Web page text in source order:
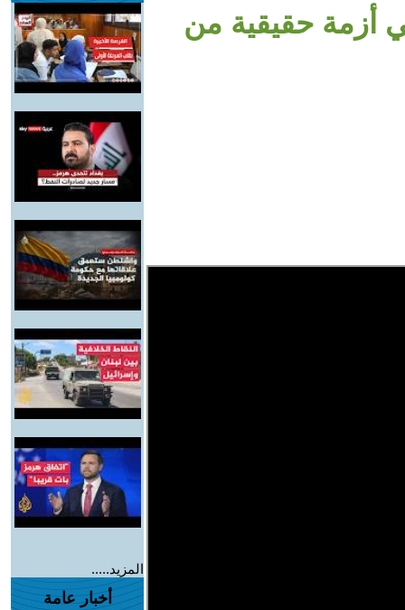
أزمة حقيقية من
المزيد.....
أخبار عامة